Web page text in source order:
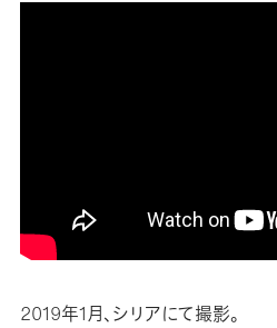
2019年1月、シリアにて撮影。